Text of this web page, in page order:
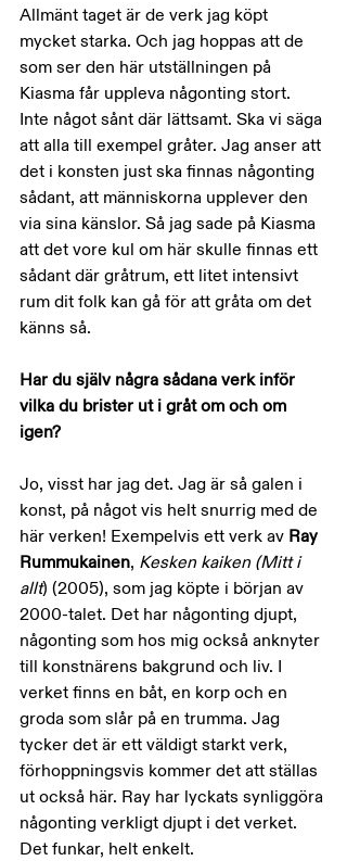
Allmänt taget är de verk jag köpt
mycket starka. Och jag hoppas att de
som ser den här utställningen på
Kiasma får uppleva någonting stort.
Inte något sånt där lättsamt. Ska vi säga
att alla till exempel gråter. Jag anser att
det i konsten just ska finnas någonting
sådant, att människorna upplever den
via sina känslor. Så jag sade på Kiasma
att det vore kul om här skulle finnas ett
sådant där gråtrum, ett litet intensivt
rum dit folk kan gå för att gråta om det
känns så.
Har du själv några sådana verk inför
vilka du brister ut i gråt om och om
igen?
Jo, visst har jag det. Jag är så galen i
konst, på något vis helt snurrig med de
här verken! Exempelvis ett verk av Ray
Rummukainen, Kesken kaiken (Mitt i
allt) (2005), som jag köpte i början av
2000-talet. Det har någonting djupt,
någonting som hos mig också anknyter
till konstnärens bakgrund och liv. I
verket finns en båt, en korp och en
groda som slår på en trumma. Jag
tycker det är ett väldigt starkt verk,
förhoppningsvis kommer det att ställas
ut också här. Ray har lyckats synliggöra
någonting verkligt djupt i det verket.
Det funkar, helt enkelt.